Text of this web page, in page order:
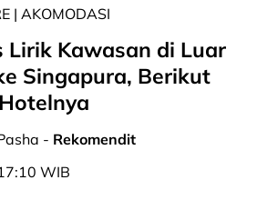
| AKOMODASI
Lirik Kawasan di Luar
Singapura, Berikut
- Rekomendit
WIB